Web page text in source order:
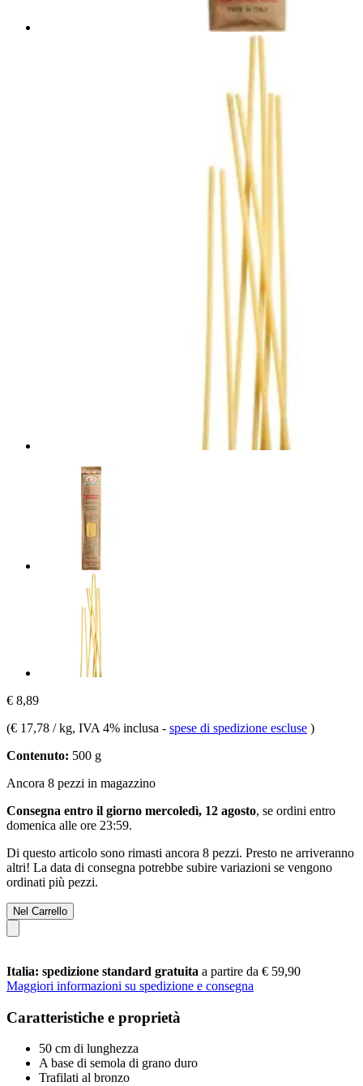
€ 8,89
(€ 17,78 / kg, IVA 4% inclusa - spese di spedizione escluse )
Contenuto: 500 g
Ancora 8 pezzi in magazzino
Consegna entro il giorno mercoledì, 12 agosto, se ordini entro
domenica alle ore 23:59.
Di questo articolo sono rimasti ancora 8 pezzi. Presto ne arriveranno
altri! La data di consegna potrebbe subire variazioni se vengono
ordinati più pezzi.
Nel Carrello
Italia: spedizione standard gratuita a partire da € 59,90
Maggiori informazioni su spedizione e consegna
Caratteristiche e proprietà
50 cm di lunghezza
A base di semola di grano duro
Trafilati al bronzo